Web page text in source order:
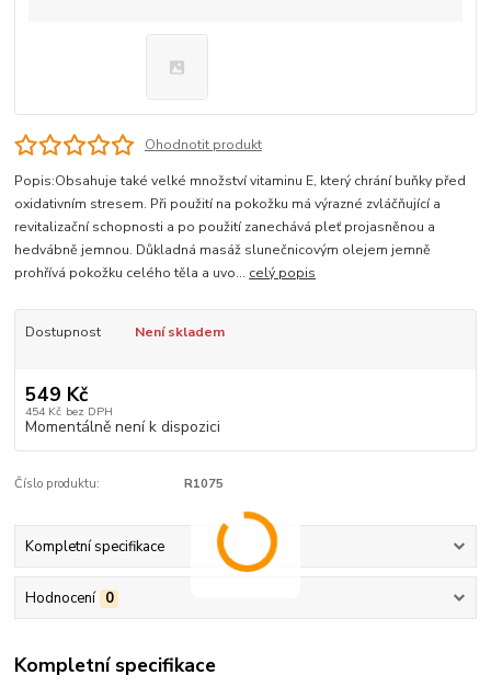
Ohodnotit produkt
Popis:Obsahuje také velké množství vitaminu E, který chrání buňky před
oxidativním stresem. Při použití na pokožku má výrazné zvláčňující a
revitalizační schopnosti a po použití zanechává pleť projasněnou a
hedvábně jemnou. Důkladná masáž slunečnicovým olejem jemně
prohřívá pokožku celého těla a uvo... celý popis
Dostupnost Není skladem
549 Kč
454 Kč bez DPH
Momentálně není k dispozici
Číslo produktu: R1075
Kompletní specifikace
Hodnocení 0
Kompletní specifikace